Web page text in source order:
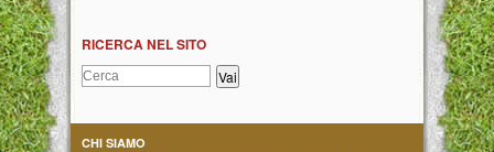
RICERCA NEL SITO
CHI SIAMO